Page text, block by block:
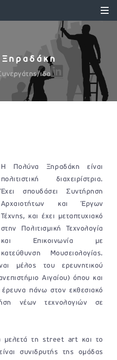
ιδα
Η Πολύνα Ξηραδάκη είναι
πολιτιστική διαχειρίστρια.
Έχει σπουδάσει Συντήρηση
Αρχαιοτήτων και Έργων
Τέχνης, και έχει μεταπτυχιακό
στην Πολιτισμική Τεχνολογία
και Επικοινωνία με
κατεύθυνση Μουσειολογίας.
μέλος του ερευνητικού
Αιγαίου) όπου και
πάνω στον εκθεσιακό
νέων τεχνολογιών σε
μελετά τη street art και το
συνιδρυτής της ομάδας